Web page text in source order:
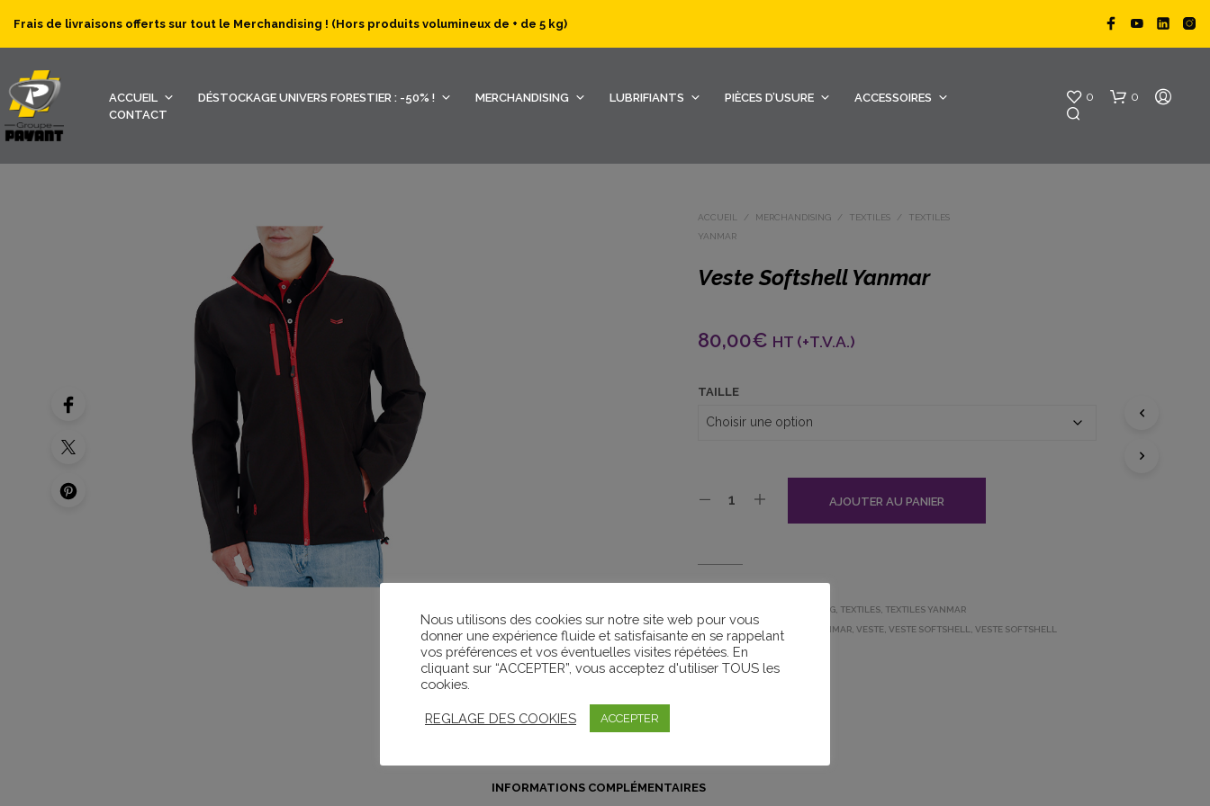
Frais de livraisons offerts sur tout le Merchandising ! (Hors produits volumineux de + de 5 kg)
ACCUEIL DÉSTOCKAGE UNIVERS FORESTIER : -50% ! MERCHANDISING LUBRIFIANTS PIÈCES D’USURE
ACCESSOIRES
CONTACT
0 0
ACCUEIL / MERCHANDISING / TEXTILES /
TEXTILES
YANMAR
Veste Softshell Yanmar
80,00€ HT (+T.V.A.)
TAILLE
AJOUTER AU PANIER
MERCHANDISING, TEXTILES, TEXTILES YANMAR
ÉTIQUETTES :
SOFTSHELL YANMAR, VESTE, VESTE SOFTSHELL
VESTE SOFTSHELL
YANMAR,YANMAR
MARQUE :YANMAR
INFORMATIONS COMPLÉMENTAIRES
Nous utilisons des cookies sur notre site web pour vous
donner une expérience fluide et satisfaisante en se rappelant
vos préférences et vos éventuelles visites répétées. En
cliquant sur “ACCEPTER”, vous acceptez d'utiliser TOUS les
cookies.
REGLAGE DES COOKIES ACCEPTER